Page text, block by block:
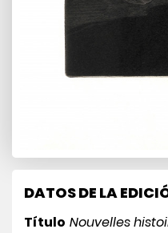
DATOS DE LA
Título Nouvelles